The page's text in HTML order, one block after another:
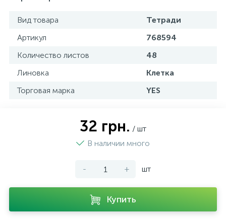
Вид товара
Тетради
Артикул
768594
Количество листов
48
Линовка
Клетка
Торговая марка
YES
32 грн. / шт
В наличии много
- + шт
Купить